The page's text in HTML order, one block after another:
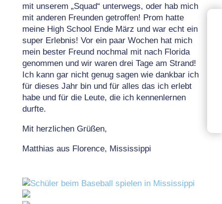
mit unserem „Squad“ unterwegs, oder hab mich
mit anderen Freunden getroffen! Prom hatte
meine High School Ende März und war echt ein
super Erlebnis! Vor ein paar Wochen hat mich
mein bester Freund nochmal mit nach Florida
genommen und wir waren drei Tage am Strand!
Ich kann gar nicht genug sagen wie dankbar ich
für dieses Jahr bin und für alles das ich erlebt
habe und für die Leute, die ich kennenlernen
durfte.
Mit herzlichen Grüßen,
Matthias aus Florence, Mississippi